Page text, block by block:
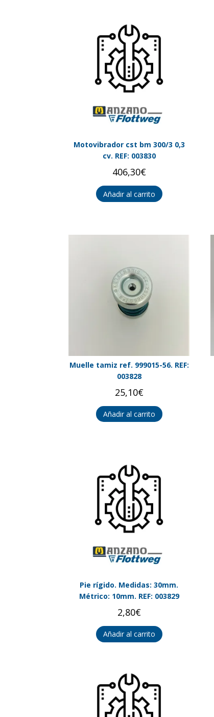
Motovibrador cst bm 300/3 0,3
cv. REF: 003830
406,30€
Añadir al carrito
Muelle tamiz ref. 999015-56. REF:
003828
25,10€
Añadir al carrito
Pie rígido. Medidas: 30mm.
Métrico: 10mm. REF: 003829
2,80€
Añadir al carrito